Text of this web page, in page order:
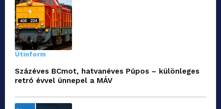
Útinform
Százéves BCmot, hatvanéves Púpos – különleges
retró évvel ünnepel a MÁV